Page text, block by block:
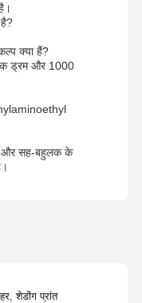
है?
क्या हैं?
ड्रम और 1000
और सह-बहुलक के
शेडोंग प्रांत